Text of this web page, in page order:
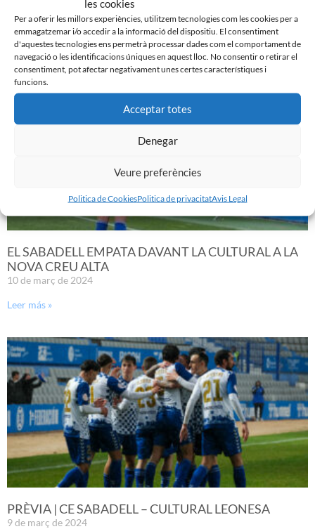
les cookies
Per a oferir les millors experiències, utilitzem tecnologies com les cookies per a
emmagatzemar i/o accedir a la informació del dispositiu. El consentiment
d'aquestes tecnologies ens permetrà processar dades com el comportament de
navegació o les identificacions úniques en aquest lloc. No consentir o retirar el
consentiment, pot afectar negativament unes certes característiques i
funcions.
Acceptar totes
Denegar
Veure preferències
Politica de CookiesPolitica de privacitatAvis Legal
Noticias Relacionadas
EL SABADELL EMPATA DAVANT LA CULTURAL A LA
NOVA CREU ALTA
10 de març de 2024
Leer más »
PRÈVIA | CE SABADELL – CULTURAL LEONESA
9 de març de 2024